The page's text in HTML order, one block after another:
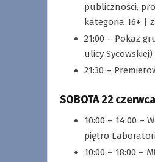
publiczności,
kategoria 16+ |
21:00 – Pokaz
ulicy Sycowskiej)
21:30 –
SOBOTA 22 czerwca
10:00 – 14:00 –
piętro
10:00 – 18:00 –